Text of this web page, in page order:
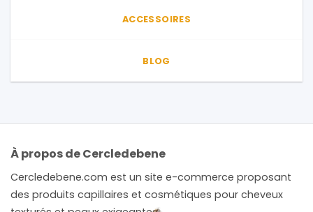
ACCESSOIRES
BLOG
À propos de Cercledebene
Cercledebene.com est un site e-commerce proposant
des produits capillaires et cosmétiques pour cheveux